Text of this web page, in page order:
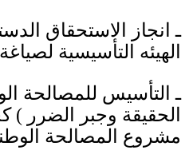
ـ انجاز الاستحقاق
الهيئه التأسيسية
ـ التأسيس للمصالحة
الحقيقة وجبر الضرر )
مشروع المصالحة